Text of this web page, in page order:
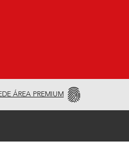
ÁREA PREMIUM